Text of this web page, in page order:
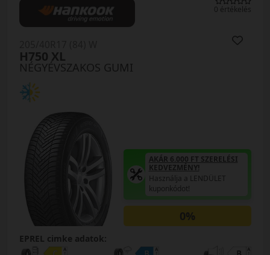
0 értékelés
NÉGYÉVSZAKOS GUMI
H750 XL
AKÁR 6.000 FT SZERELÉSI
KEDVEZMÉNY!
Használja a LENDÜLET
kuponkódot!
0%
EPREL cimke adatok: